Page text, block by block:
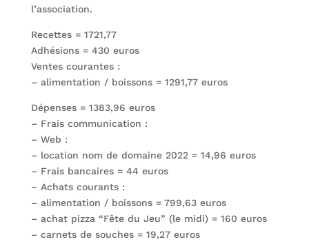
l’association.
Recettes = 1721,77
Adhésions = 430 euros
Ventes courantes :
– alimentation / boissons = 1291,77 euros
Dépenses = 1383,96 euros
– Frais communication :
– Web :
– location nom de domaine 2022 = 14,96 euros
– Frais bancaires = 44 euros
– Achats courants :
– alimentation / boissons = 799,63 euros
– achat pizza “Fête du Jeu” (le midi) = 160 euros
– carnets de souches = 19,27 euros